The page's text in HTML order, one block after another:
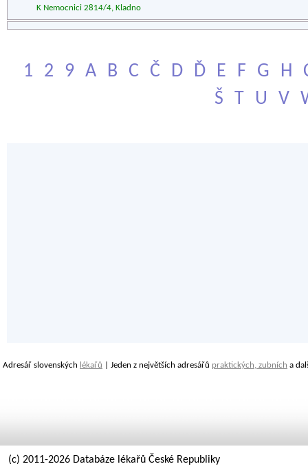
K Nemocnici 2814/4, Kladno
1 2 9 A B C Č D Ď E F G H
Š
T U V
Adresář slovenských lékařů | Jeden z největších adresářů praktických, zubních a
(c) 2011-2026 Databáze lékařů České Republiky